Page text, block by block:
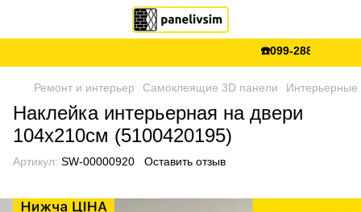
☎️099-288-99-66 💵Є
Ремонт и интерьер Самоклеящие 3D панели Интерьерные
Наклейка интерьерная на двери
104х210см (5100420195)
Артикул: SW-00000920 Оставить отзыв